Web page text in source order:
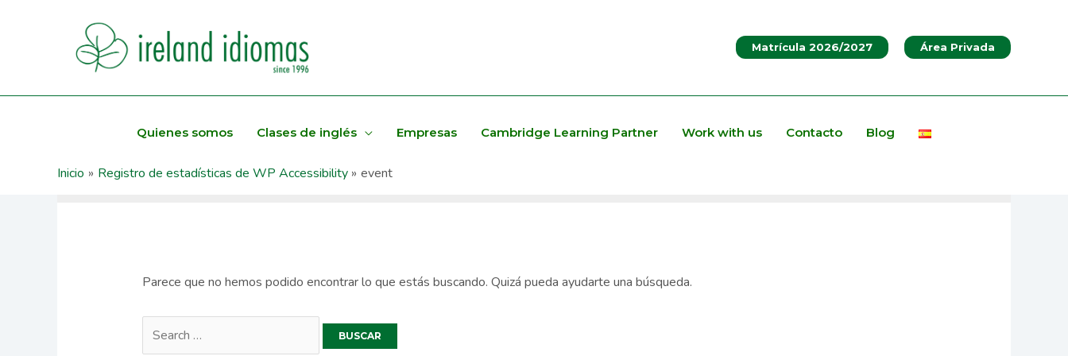
Matrícula 2026/2027 Área Privada
Quienes somos Clases de inglés Empresas Cambridge Learning Partner Work with us Contacto Blog
Inicio Registro de estadísticas de WP Accessibility event
EVENT
Parece que no hemos podido encontrar lo que estás buscando. Quizá pueda ayudarte una búsqueda.
Buscar
por: